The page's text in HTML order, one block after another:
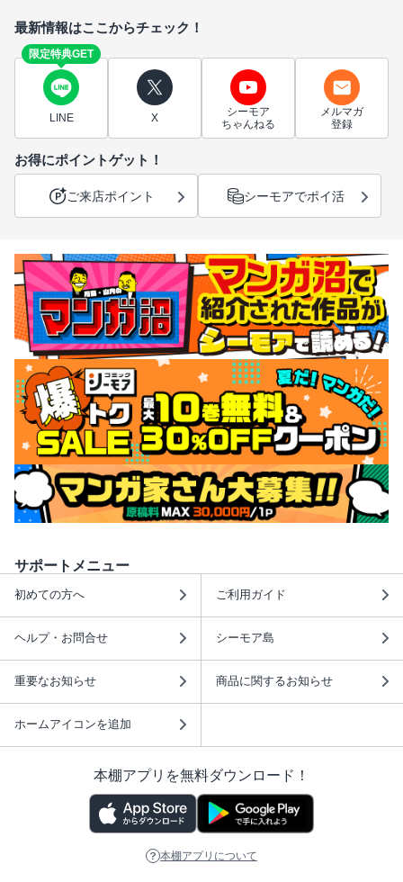
最新情報はここからチェック！
限定特典GET
LINE X
シーモア
ちゃんねる
メルマガ
登録
お得にポイントゲット！
ご来店ポイント シーモアでポイ活
サポートメニュー
初めての方へ ご利用ガイド
ヘルプ・お問合せ シーモア島
重要なお知らせ 商品に関するお知らせ
ホームアイコンを追加
本棚アプリを無料ダウンロード！
本棚アプリについて